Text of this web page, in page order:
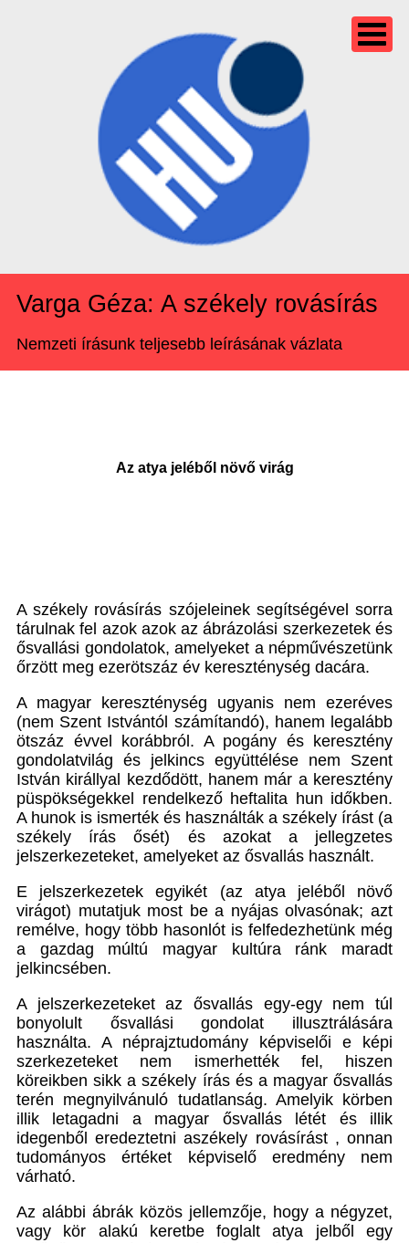
Varga Géza: A székely rovásírás
Nemzeti írásunk teljesebb leírásának vázlata
Az atya jeléből növő virág
A székely rovásírás szójeleinek segítségével sorra
tárulnak fel azok azok az ábrázolási szerkezetek és
ősvallási gondolatok, amelyeket a népművészetünk
őrzött meg ezerötszáz év kereszténység dacára.
A magyar kereszténység ugyanis nem ezeréves
(nem Szent Istvántól számítandó), hanem legalább
ötszáz évvel korábbról. A pogány és keresztény
gondolatvilág és jelkincs együttélése nem Szent
István királlyal kezdődött, hanem már a keresztény
püspökségekkel rendelkező heftalita hun időkben.
A hunok is ismerték és használták a székely írást (a
székely írás ősét) és azokat a jellegzetes
jelszerkezeteket, amelyeket az ősvallás használt.
E jelszerkezetek egyikét (az atya jeléből növő
virágot) mutatjuk most be a nyájas olvasónak; azt
remélve, hogy több hasonlót is felfedezhetünk még
a gazdag múltú magyar kultúra ránk maradt
jelkincsében.
A jelszerkezeteket az ősvallás egy-egy nem túl
bonyolult ősvallási gondolat illusztrálására
használta. A néprajztudomány képviselői e képi
szerkezeteket nem ismerhették fel, hiszen
köreikben sikk a székely írás és a magyar ősvallás
terén megnyilvánuló tudatlanság. Amelyik körben
illik letagadni a magyar ősvallás létét és illik
idegenből eredeztetni aszékely rovásírást , onnan
tudományos értéket képviselő eredmény nem
várható.
Az alábbi ábrák közös jellemzője, hogy a négyzet,
vagy kör alakú keretbe foglalt atya jelből egy